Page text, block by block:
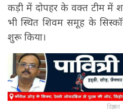
कड़ी में दोपहर के वक्त टीम में
भी स्थित शिवम समूह के
शुरू किया।
विज्ञापन